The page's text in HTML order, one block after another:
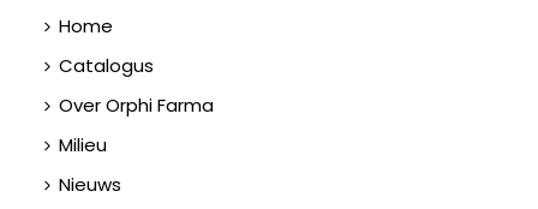
Home
Catalogus
Over Orphi Farma
Milieu
Nieuws